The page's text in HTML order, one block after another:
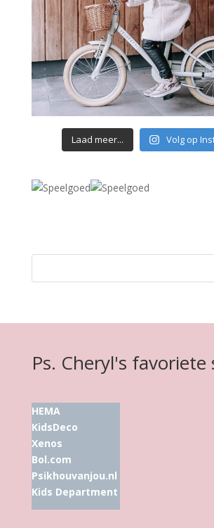
Laad meer... Volg op
Ps. Cheryl's favoriete
HEMA
KidsDeco
Xenos
Bol.com
Psikhouvanjou.nl
Kids Department